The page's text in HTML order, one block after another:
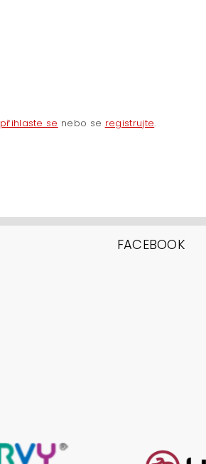
přihlaste se nebo se registrujte.
FACEBOOK